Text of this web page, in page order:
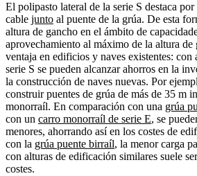
El polipasto lateral de la serie S destaca por
cable junto al puente de la grúa. De esta
altura de gancho en el ámbito de
aprovechamiento al máximo de la altura de
ventaja en edificios y naves existentes: con
serie S se pueden alcanzar ahorros en la
la construcción de naves nuevas. Por
construir puentes de grúa de más de 35 m
monorraíl. En comparación con una grúa
con un carro monorraíl de serie E, se
menores, ahorrando así en los costes de
con la grúa puente birraíl, la menor carga
con alturas de edificación similares suele
costes.